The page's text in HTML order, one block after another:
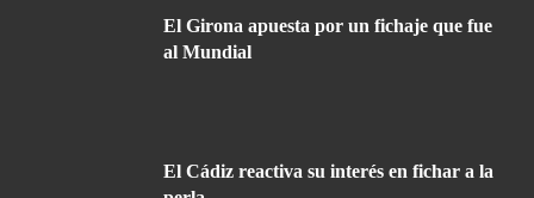
El Girona apuesta por un fichaje que fue
al Mundial
El Cádiz reactiva su interés en fichar a la